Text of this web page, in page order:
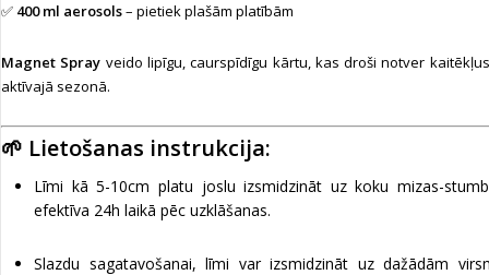
✅ 400 ml aerosols– pietiek plašām platībām
Magnet Spray veido lipīgu, caurspīdīgu kārtu, kas droši notver
aktīvajā sezonā.
🌱 Lietošanas instrukcija:
Līmi kā 5-10cm platu joslu izsmidzināt uz koku mizas-
efektīva 24h laikā pēc uzklāšanas.
Slazdu sagatavošanai, līmi var izsmidzināt uz dažādām